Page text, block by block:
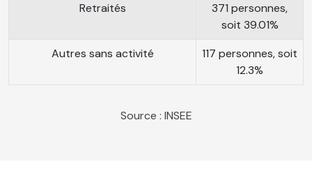
Retraités
371 personnes,
soit 39.01%
Autres sans activité
117 personnes, soit
12.3%
Source : INSEE